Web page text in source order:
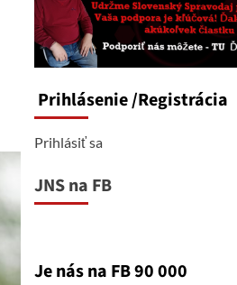
Prihlásenie/Registrácia
Prihlásiť sa
JNS na FB
Je nás na FB 90 000